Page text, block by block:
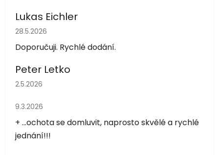
Lukas Eichler
Hodnocení obchodu je 5 z 5 hvězdiček.
28.5.2026
Doporučuji. Rychlé dodání.
Peter Letko
Hodnocení obchodu je 5 z 5 hvězdiček.
2.5.2026
Hodnocení obchodu je 5 z 5 hvězdiček.
9.3.2026
+ ...ochota se domluvit, naprosto skvělé a rychlé
jednání!!!